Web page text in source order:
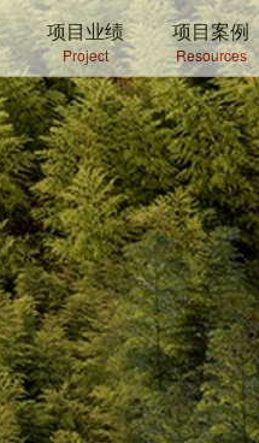
项目业绩
Project
项目案例
Resources